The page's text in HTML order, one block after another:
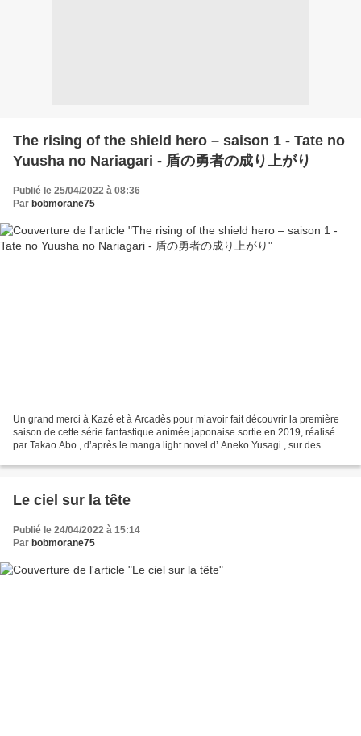
The rising of the shield hero – saison 1 - Tate no
Yuusha no Nariagari - 盾の勇者の成り上がり
Publié le 25/04/2022 à 08:36
Par bobmorane75
Un grand merci à Kazé et à Arcadès pour m’avoir fait découvrir la première
saison de cette série fantastique animée japonaise sortie en 2019, réalisé
par Takao Abo , d’après le manga light novel d’ Aneko Yusagi , sur des
Le ciel sur la tête
Publié le 24/04/2022 à 15:14
Par bobmorane75